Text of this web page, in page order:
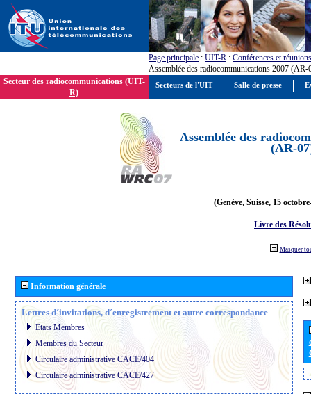
Page principale : UIT-R : Conférences et réunions
Assemblée des radiocommunications 2007 (AR-
Secteur des radiocommunications (UIT-
R)
Assemblée des
(AR-
(Genève, Suisse, 15
Livre des
Masquer
Information générale
Lettres d´invitations, d´enregistrement et autre correspondance
Etats Membres
Membres du Secteur
Circulaire administrative CACE/404
Circulaire administrative CACE/427
Secteurs de l'UIT Salle de presse